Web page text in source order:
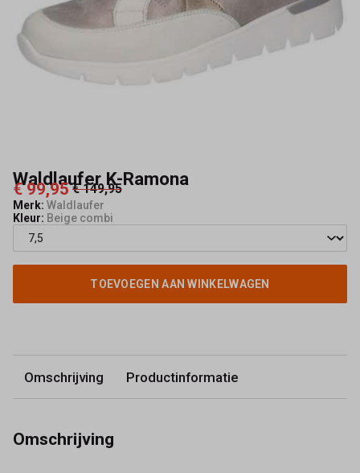
Waldlaufer K-Ramona
€ 99,95 € 149,95
Merk: Waldlaufer
Kleur: Beige combi
TOEVOEGEN AAN WINKELWAGEN
Omschrijving Productinformatie
Omschrijving